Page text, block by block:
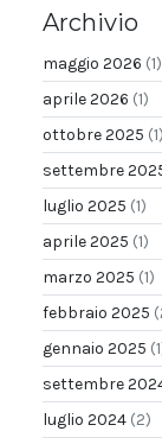
Archivio
maggio 2026 (1)
aprile 2026 (1)
ottobre 2025 (1)
settembre
luglio 2025 (1)
aprile 2025 (1)
marzo 2025 (1)
febbraio 2025
gennaio 2025
settembre
luglio 2024 (2)